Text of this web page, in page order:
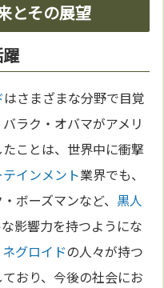
とその展望
はさまざまな分野で目覚
ラク・オバマがアメリ
ことは、世界中に衝撃
インメント業界でも、
ボーズマンなど、 黒人
影響力を持つようにな
ネグロイドの人々が持つ
おり、今後の社会にお